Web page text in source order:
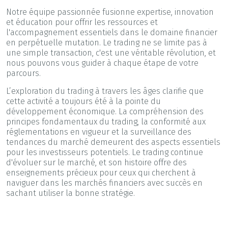
Notre équipe passionnée fusionne expertise, innovation
et éducation pour offrir les ressources et
l'accompagnement essentiels dans le domaine financier
en perpétuelle mutation. Le trading ne se limite pas à
une simple transaction, c'est une véritable révolution, et
nous pouvons vous guider à chaque étape de votre
parcours.
L’exploration du trading à travers les âges clarifie que
cette activité a toujours été à la pointe du
développement économique. La compréhension des
principes fondamentaux du trading, la conformité aux
réglementations en vigueur et la surveillance des
tendances du marché demeurent des aspects essentiels
pour les investisseurs potentiels. Le trading continue
d'évoluer sur le marché, et son histoire offre des
enseignements précieux pour ceux qui cherchent à
naviguer dans les marchés financiers avec succès en
sachant utiliser la bonne stratégie.